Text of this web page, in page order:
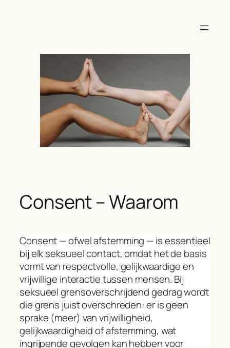
Consent – Waarom
Consent — ofwel afstemming — is essentieel
bij elk seksueel contact, omdat het de basis
vormt van respectvolle, gelijkwaardige en
vrijwillige interactie tussen mensen. Bij
seksueel grensoverschrijdend gedrag wordt
die grens juist overschreden: er is geen
sprake (meer) van vrijwilligheid,
gelijkwaardigheid of afstemming, wat
ingrijpende gevolgen kan hebben voor